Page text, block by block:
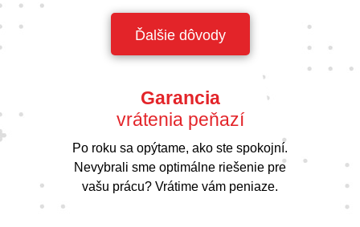
Ďalšie dôvody
Garancia
vrátenia peňazí
Po roku sa opýtame, ako ste spokojní.
Nevybrali sme optimálne riešenie pre
vašu prácu? Vrátime vám peniaze.